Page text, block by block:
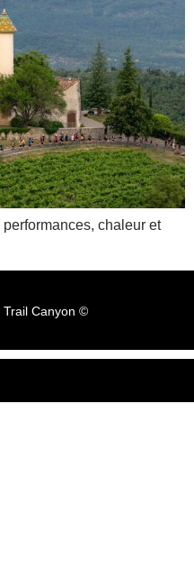
chaleur et
Canyon ©